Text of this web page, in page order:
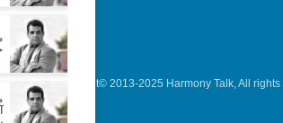
Copyright© 2013-2025 Harmony Talk, All rights